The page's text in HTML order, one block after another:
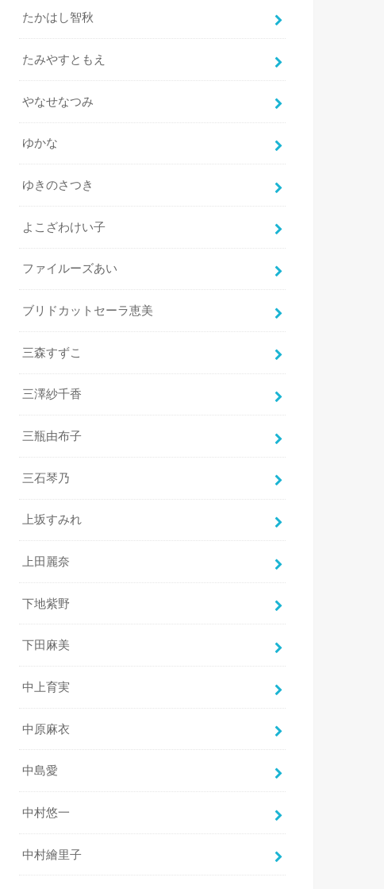
たかはし智秋
たみやすともえ
やなせなつみ
ゆかな
ゆきのさつき
よこざわけい子
ファイルーズあい
ブリドカットセーラ恵美
三森すずこ
三澤紗千香
三瓶由布子
三石琴乃
上坂すみれ
上田麗奈
下地紫野
下田麻美
中上育実
中原麻衣
中島愛
中村悠一
中村繪里子